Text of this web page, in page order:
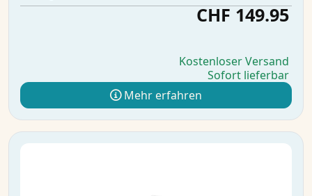
CHF 149.95
Kostenloser Versand
Sofort lieferbar
Mehr erfahren